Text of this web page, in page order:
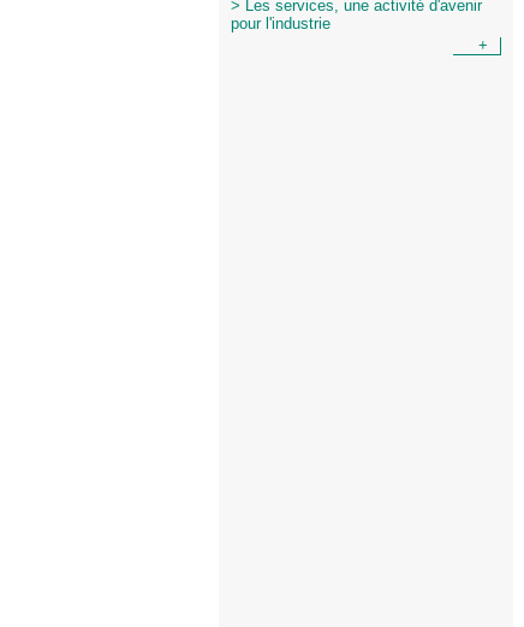
> Les services, une activité d'avenir
pour l'industrie
+